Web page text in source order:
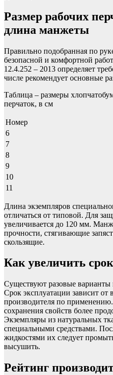
Размер рабочих
длина манжеты
Правильно подобранная по
безопасной и комфортной
12.4.252 – 2013 определяет
числе рекомендует основные
Таблица – размеры
перчаток, в см
Номер
6
7
8
9
10
11
Длина экземпляров
отличаться от типовой. Для
увеличивается до 120 мм.
прочности, стягивающие
скользящие.
Как увеличить
Существуют разовые варианты
Срок эксплуатации зависит
производителя по
сохранения свойств более
Экземпляры из натуральных
специальными средствами.
жидкостями их следует
высушить.
Рейтинг